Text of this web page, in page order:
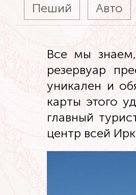
Пеший Авто
Все мы
резервуар
уникален и
карты этого
главный
центр всей